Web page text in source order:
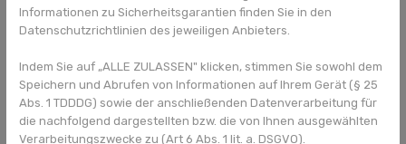
Wachstum genutzt werden kann. Ziel der kieferorthopädischen
Therapie ist es, die Entwicklung des Oberkiefers anzuregen bzw.
Zahn- und Kieferstellung herbeizuführen.
In der Behandlung werden herausnehmbare Zahnspangen,
sogenannteFKO-Geräteund aktive Platten, eingesetzt. Soll sich
der Oberkiefer verbreitern, kommt ein Gerät zur
Informationen zu Sicherheitsgarantien finden Sie in den
Datenschutzrichtlinien des jeweiligen Anbieters.
Indem Sie auf „ALLE ZULASSEN" klicken, stimmen Sie sowohl dem
Speichern und Abrufen von Informationen auf Ihrem Gerät (§ 25
Abs. 1 TDDDG) sowie der anschließenden Datenverarbeitung für
die nachfolgend dargestellten bzw. die von Ihnen ausgewählten
Verarbeitungszwecke zu (Art 6 Abs. 1 lit. a. DSGVO).